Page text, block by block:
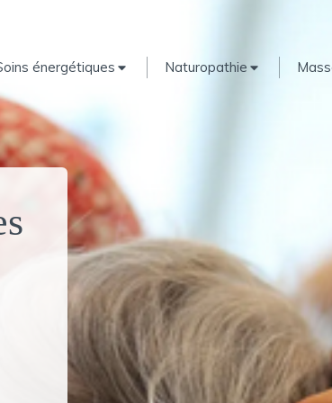
énergétiques Naturopathie